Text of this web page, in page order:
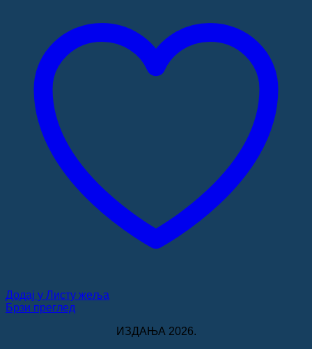
Додај у Листу жеља
Брзи преглед
ИЗДАЊА 2026.